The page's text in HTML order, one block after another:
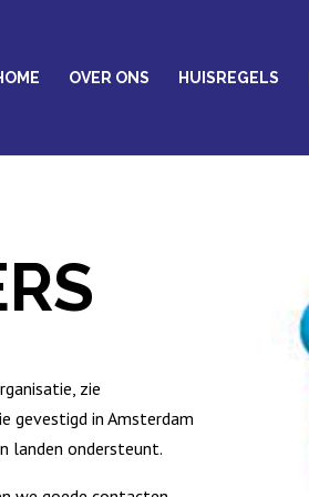
OVER ONS HUISREGELS
zie
gevestigd in Amsterdam
landen ondersteunt.